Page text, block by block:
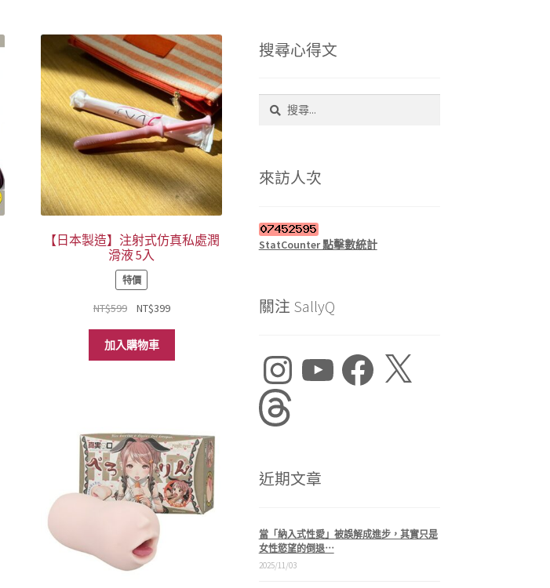
【日本製造】注射式仿真私處潤
滑液 5入
特價
NT$599
原
價
格：
NT$399目
格：
加入購物車
搜尋心得文
字:
來訪人次
StatCounter 點擊數統計
關注 SallyQ
Instagram Facebook
Threads
近期文章
當「納入式性愛」被誤解成進步，其實只是
女性慾望的倒退⋯
2025/11/03